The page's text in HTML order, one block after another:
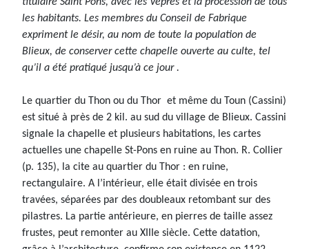
les habitants. Les membres du Conseil de Fabrique
expriment le désir, au nom de toute la population de
Blieux, de conserver cette chapelle ouverte au culte, tel
qu’il a été pratiqué jusqu’à ce jour .
Le quartier du Thon ou du Thor et même du Toun (Cassini)
est situé à près de 2 kil. au sud du village de Blieux. Cassini
signale la chapelle et plusieurs habitations, les cartes
actuelles une chapelle St-Pons en ruine au Thon. R. Collier
(p. 135), la cite au quartier du Thor : en ruine,
rectangulaire. A l’intérieur, elle était divisée en trois
travées, séparées par des doubleaux retombant sur des
pilastres. La partie antérieure, en pierres de taille assez
frustes, peut remonter au XIIIe siècle. Cette datation,